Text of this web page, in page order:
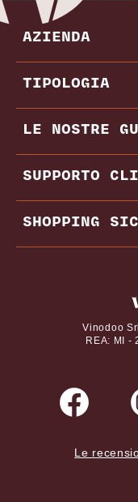
AZIENDA
CHI SIAMO
VADEMECUM
ENOWEB
VENDI CON NOI
TIPOLOGIA
AGLIANICO
AMARONE
BAROLO
BRUNELLO DI
CHIANTI
LE NOSTRE
MIGLIORI
MIGLIORI
REGIONI VINICOLE
VITIGNI
DAL NOSTRO
SUPPORTO
CONTATTI
DOMANDE
TERMINI E
SHOPPING
I tuoi pagamenti
Vinodoo
REA: MI -
Le